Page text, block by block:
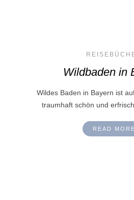
Wildbaden in
Wildes Baden in Bayern ist
traumhaft schön und
READ MORE